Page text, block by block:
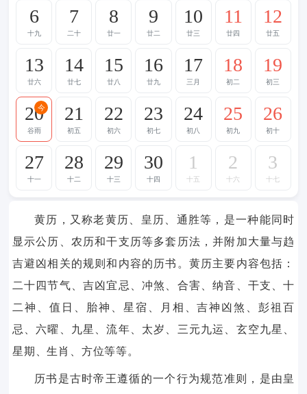
6
十九
7
二十
8
廿一
9
廿二
10
廿三
11
廿四
12
廿五
13
廿六
14
廿七
15
廿八
16
廿九
17
三月
18
初二
19
初三
20
谷雨
今 21
初五
22
初六
23
初七
24
初八
25
初九
26
初十
27
十一
28
十二
29
十三
30
十四
1
十五
2
十六
3
十七
黄历，又称老黄历、皇历、通胜等，是一种能同时
显示公历、农历和干支历等多套历法，并附加大量与趋
吉避凶相关的规则和内容的历书。黄历主要内容包括：
二十四节气、吉凶宜忌、冲煞、合害、纳音、干支、十
二神、值日、胎神、星宿、月相、吉神凶煞、彭祖百
忌、六曜、九星、流年、太岁、三元九运、玄空九星、
星期、生肖、方位等等。
历书是古时帝王遵循的一个行为规范准则，是由皇